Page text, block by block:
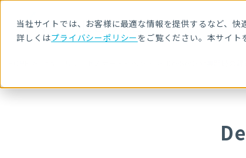
当社サイトでは、お客様に最適な情報を提供するなど、
詳しくはプライバシーポリシーをご覧ください。本サイト